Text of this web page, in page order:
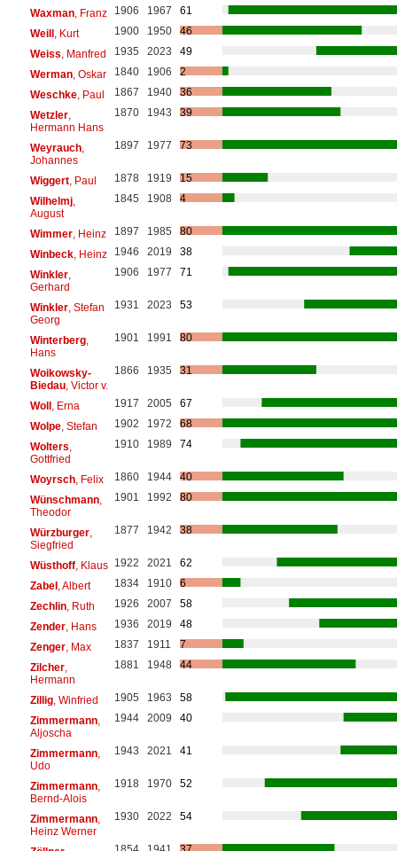
Waxman, Franz 1906 1967
61
Weill, Kurt 1900 1950
46
Weiss , Manfred 1935 2023
49
Werman, Oskar 1840 1906
2
Weschke, Paul 1867 1940
36
Wetzler,
Hermann Hans
1870 1943 39
Weyrauch,
Johannes
1897 1977 73
Wiggert, Paul 1878 1919
15
Wilhelmj,
August
1845 1908 4
Wimmer, Heinz 1897 1985
80
Winbeck, Heinz 1946 2019
38
Winkler,
Gerhard
1906 1977 71
Winkler, Stefan
Georg
1931 2023 53
Winterberg,
Hans
1901 1991 80
Woikowsky-
Biedau, Victor v.
1866 1935 31
Woll, Erna 1917 2005
67
Wolpe, Stefan 1902 1972
68
Wolters
Gottfried
1910 1989 74
Woyrsch, Felix 1860 1944
40
Wünschmann,
Theodor
1901 1992 80
Würzburger,
Siegfried
1877 1942 38
Wüsthoff, Klaus 1922 2021
62
Zabel, Albert 1834 1910
6
Zechlin, Ruth 1926 2007
58
Zender, Hans 1936 2019
48
Zenger, Max 1837 1911
7
Zilcher,
Hermann
1881 1948 44
Zillig, Winfried 1905 1963
58
Zimmermann,
Aljoscha
1944 2009 40
Zimmermann,
Udo
1943 2021 41
Zimmermann,
Bernd-Alois
1918 1970 52
Zimmermann,
Heinz Werner
1930 2022 54